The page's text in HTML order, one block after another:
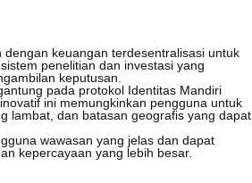
keuangan terdesentralisasi untuk
penelitian dan investasi yang
keputusan.
pada protokol Identitas Mandiri
ini memungkinkan pengguna untuk
lambat, dan batasan geografis yang dapat
wawasan yang jelas dan dapat
kepercayaan yang lebih besar.